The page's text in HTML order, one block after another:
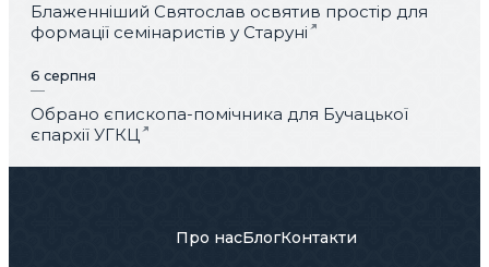
Блаженніший Святослав освятив простір для
формації семінаристів у Старуні
6 серпня
Обрано єпископа-помічника для Бучацької
єпархії УГКЦ
Про насБлогКонтакти